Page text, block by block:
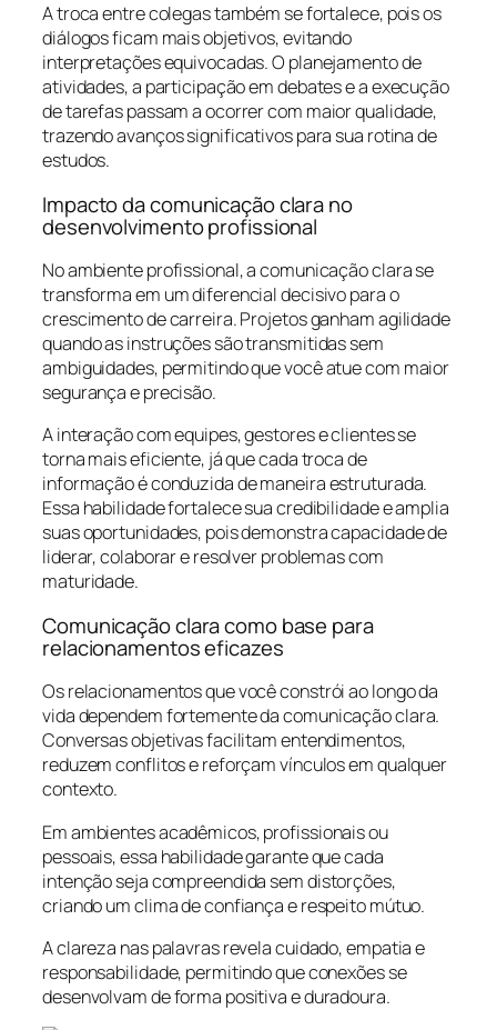
A troca entre colegas também se fortalece, pois os
diálogos ficam mais objetivos, evitando
interpretações equivocadas. O planejamento de
atividades, a participação em debates e a execução
de tarefas passam a ocorrer com maior qualidade,
trazendo avanços significativos para sua rotina de
estudos.
Impacto da comunicação clara no
desenvolvimento profissional
No ambiente profissional, a comunicação clara se
transforma em um diferencial decisivo para o
crescimento de carreira. Projetos ganham agilidade
quando as instruções são transmitidas sem
ambiguidades, permitindo que você atue com maior
segurança e precisão.
A interação com equipes, gestores e clientes se
torna mais eficiente, já que cada troca de
informação é conduzida de maneira estruturada.
Essa habilidade fortalece sua credibilidade e amplia
suas oportunidades, pois demonstra capacidade de
liderar, colaborar e resolver problemas com
maturidade.
Comunicação clara como base para
relacionamentos eficazes
Os relacionamentos que você constrói ao longo da
vida dependem fortemente da comunicação clara.
Conversas objetivas facilitam entendimentos,
reduzem conflitos e reforçam vínculos em qualquer
contexto.
Em ambientes acadêmicos, profissionais ou
pessoais, essa habilidade garante que cada
intenção seja compreendida sem distorções,
criando um clima de confiança e respeito mútuo.
A clareza nas palavras revela cuidado, empatia e
responsabilidade, permitindo que conexões se
desenvolvam de forma positiva e duradoura.